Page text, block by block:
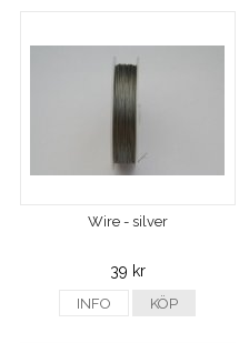
Wire - silver
39 kr
INFO KÖP